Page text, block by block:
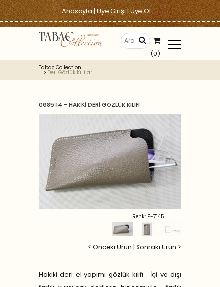
Anasayfa|Üye Girişi|Üye Ol
(0)
Tabac Collection
Deri Gözlük Kılıfları
0685114 - HAKİKİ DERİ GÖZLÜK KILIFI
Renk: E-7145
< Önceki Ürün | Sonraki Ürün >
Hakiki deri el yapımı gözlük kılıfı . İçi ve dışı